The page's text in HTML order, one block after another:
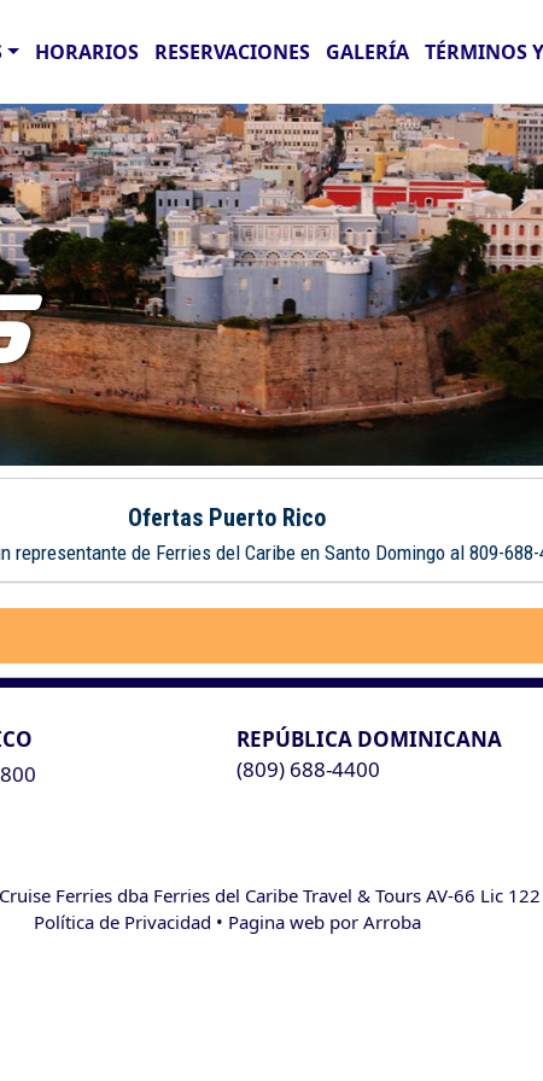
HORARIOS RESERVACIONES GALERÍA TÉRMINOS
Ofertas Puerto Rico
de Ferries del Caribe en Santo Domingo al 809-
REPÚBLICA DOMINICANA
(809) 688-4400
Ferries dba Ferries del Caribe Travel & Tours AV-66 Lic
Política de Privacidad • Pagina web por Arroba